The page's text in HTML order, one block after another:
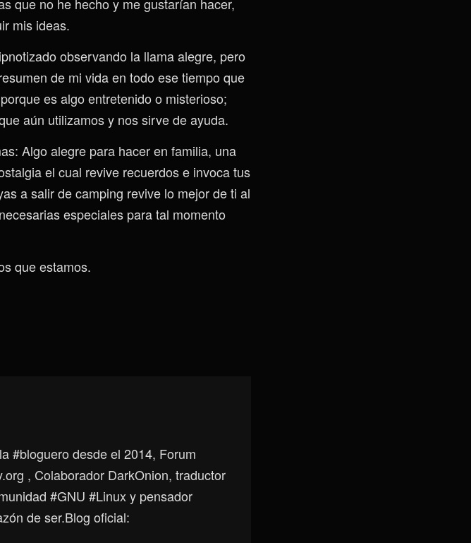
mis ideas.
observando la llama alegre, pero
de mi vida en todo ese tiempo que
es algo entretenido o misterioso;
aún utilizamos y nos sirve de ayuda.
Algo alegre para hacer en familia, una
el cual revive recuerdos e invoca tus
a salir de camping revive lo mejor de ti al
especiales para tal momento
que estamos.
#bloguero desde el 2014, Forum
, Colaborador DarkOnion, traductor
#GNU #Linux y pensador
de ser.Blog oficial: